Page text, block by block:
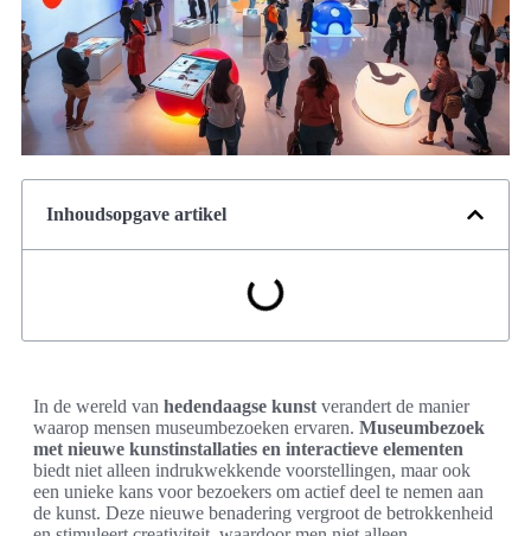
Inhoudsopgave artikel
In de wereld van hedendaagse kunst verandert de manier
waarop mensen museumbezoeken ervaren. Museumbezoek
met nieuwe kunstinstallaties en interactieve elementen
biedt niet alleen indrukwekkende voorstellingen, maar ook
een unieke kans voor bezoekers om actief deel te nemen aan
de kunst. Deze nieuwe benadering vergroot de betrokkenheid